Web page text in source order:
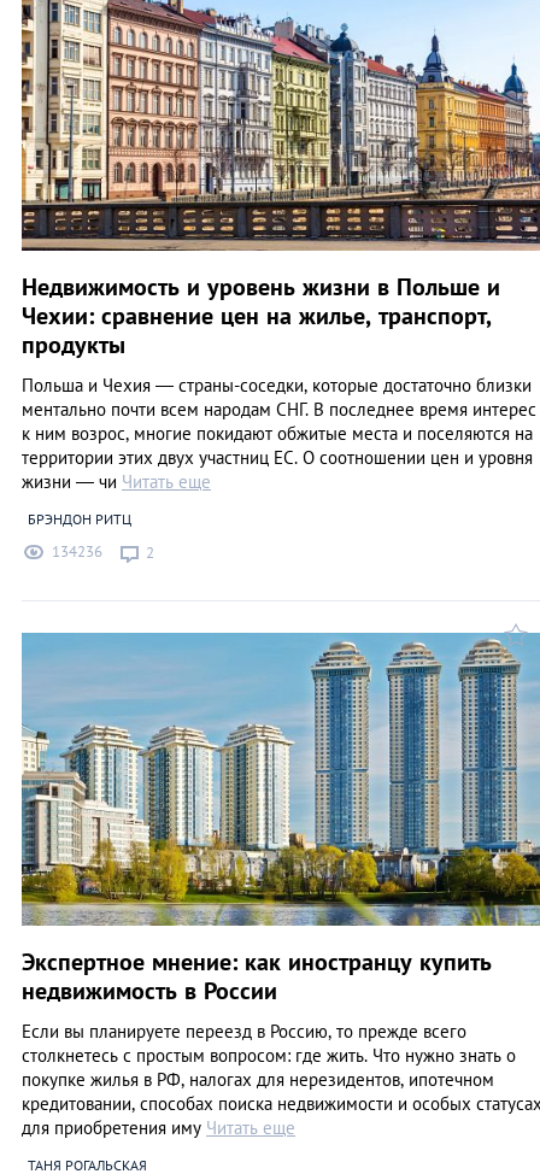
Недвижимость и уровень жизни в Польше и
Чехии: сравнение цен на жилье, транспорт,
продукты
Польша и Чехия — страны-соседки, которые достаточно близки
ментально почти всем народам СНГ. В последнее время интерес
к ним возрос, многие покидают обжитые места и поселяются на
территории этих двух участниц ЕС. О соотношении цен и уровня
жизни — чи Читать еще
БРЭНДОН РИТЦ
134236 2
Экспертное мнение: как иностранцу купить
недвижимость в России
Если вы планируете переезд в Россию, то прежде всего
столкнетесь с простым вопросом: где жить. Что нужно знать о
покупке жилья в РФ, налогах для нерезидентов, ипотечном
кредитовании, способах поиска недвижимости и особых
для приобретения иму Читать еще
ТАНЯ РОГАЛЬСКАЯ